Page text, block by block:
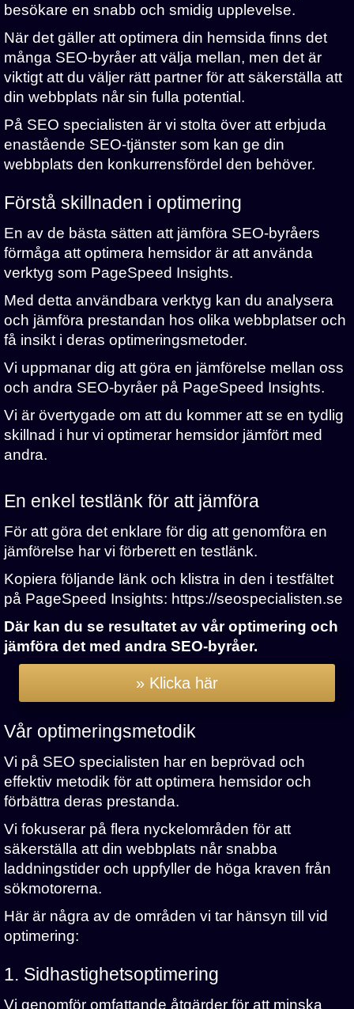
besökare en snabb och smidig upplevelse.
När det gäller att optimera din hemsida finns det
många SEO-byråer att välja mellan, men det är
viktigt att du väljer rätt partner för att säkerställa att
din webbplats når sin fulla potential.
På SEO specialisten är vi stolta över att erbjuda
enastående SEO-tjänster som kan ge din
webbplats den konkurrensfördel den behöver.
Förstå skillnaden i optimering
En av de bästa sätten att jämföra SEO-byråers
förmåga att optimera hemsidor är att använda
verktyg som PageSpeed Insights.
Med detta användbara verktyg kan du analysera
och jämföra prestandan hos olika webbplatser och
få insikt i deras optimeringsmetoder.
Vi uppmanar dig att göra en jämförelse mellan oss
och andra SEO-byråer på PageSpeed Insights.
Vi är övertygade om att du kommer att se en tydlig
skillnad i hur vi optimerar hemsidor jämfört med
andra.
En enkel testlänk för att jämföra
För att göra det enklare för dig att genomföra en
jämförelse har vi förberett en testlänk.
Kopiera följande länk och klistra in den i testfältet
på PageSpeed Insights: https://seospecialisten.se
Där kan du se resultatet av vår optimering och
jämföra det med andra SEO-byråer.
» Klicka här
Vår optimeringsmetodik
Vi på SEO specialisten har en beprövad och
effektiv metodik för att optimera hemsidor och
förbättra deras prestanda.
Vi fokuserar på flera nyckelområden för att
säkerställa att din webbplats når snabba
laddningstider och uppfyller de höga kraven från
sökmotorerna.
Här är några av de områden vi tar hänsyn till vid
optimering:
1. Sidhastighetsoptimering
Vi genomför omfattande åtgärder för att minska